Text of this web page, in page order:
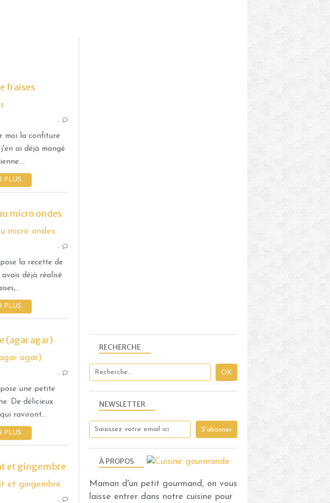
fraises
…
moi la confiture
j'en ai déjà mangé
PLUS
CRÈMES - MOUSSES ET CONFITURES
micro ondes
…
la recette de
avais déjà réalisé
PLUS
(agar agar)
CRÈMES - MOUSSES ET CONFITURES
…
une petite
De délicieux
raviront...
PLUS
et gingembre
CRÈMES - MOUSSES ET CONFITURES
…
NEWSLETTER
RECHERCHE
À PROPOS
Maman d'un petit gourmand, on vous
laisse entrer dans notre cuisine pour